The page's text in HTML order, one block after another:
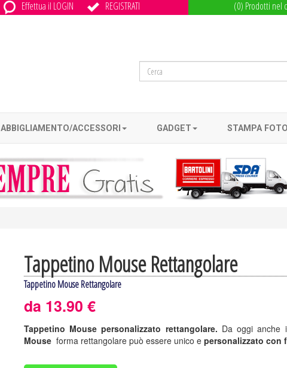
Effettua il LOGIN REGISTRATI (0) Prodotti nel
ABBIGLIAMENTO/ACCESSORI GADGET STAMPA FOTO
Tappetino Mouse Rettangolare
Tappetino Mouse Rettangolare
da 13.90 €
Tappetino Mouse personalizzato rettangolare. Da oggi
Mouse forma rettangolare può essere unico e personalizzato con